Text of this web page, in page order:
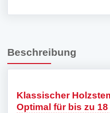
Beschreibung
Klassischer
Optimal für bis zu 18